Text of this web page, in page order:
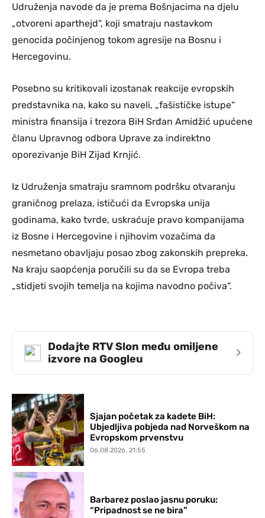
Udruženja navode da je prema Bošnjacima na djelu
„otvoreni aparthejd“, koji smatraju nastavkom
genocida počinjenog tokom agresije na Bosnu i
Hercegovinu.
Posebno su kritikovali izostanak reakcije evropskih
predstavnika na, kako su naveli, „fašističke istupe“
ministra finansija i trezora BiH Srđan Amidžić upućene
članu Upravnog odbora Uprave za indirektno
oporezivanje BiH Zijad Krnjić.
Iz Udruženja smatraju sramnom podršku otvaranju
graničnog prelaza, ističući da Evropska unija
godinama, kako tvrde, uskraćuje pravo kompanijama
iz Bosne i Hercegovine i njihovim vozačima da
nesmetano obavljaju posao zbog zakonskih prepreka.
Na kraju saopćenja poručili su da se Evropa treba
„stidjeti svojih temelja na kojima navodno počiva“.
Dodajte RTV Slon među omiljene
izvore na Googleu
›
Sjajan početak za kadete BiH:
Ubjedljiva pobjeda nad Norveškom na
Evropskom prvenstvu
06.08.2026. 21:55
Barbarez poslao jasnu poruku:
“Pripadnost se ne bira”